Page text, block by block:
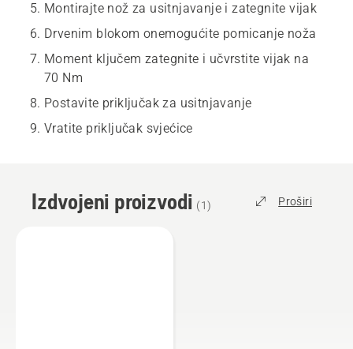
Montirajte nož za usitnjavanje i zategnite vijak
Drvenim blokom onemogućite pomicanje noža
Moment ključem zategnite i učvrstite vijak na
70 Nm
Postavite priključak za usitnjavanje
Vratite priključak svjećice
Izdvojeni proizvodi (1) Proširi